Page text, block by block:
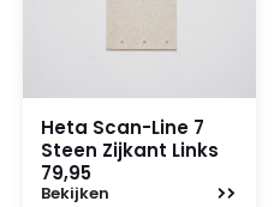
Heta Scan-Line 7
Steen Zijkant Links
79,95
Bekijken